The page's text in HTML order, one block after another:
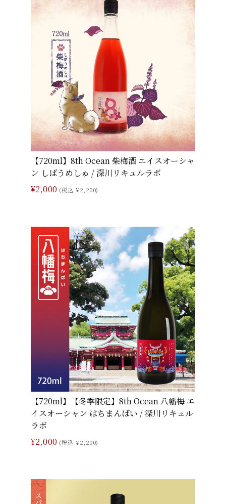
【720ml】8th Ocean 柴梅酒 エイスオーシャ
ン しばうめしゅ / 深川リキュルラボ
¥2,000 (税込 ¥2,200)
【720ml】【冬季限定】8th Ocean 八幡梅 エ
イスオーシャン はちまんばい / 深川リキュル
ラボ
¥2,000 (税込 ¥2,200)